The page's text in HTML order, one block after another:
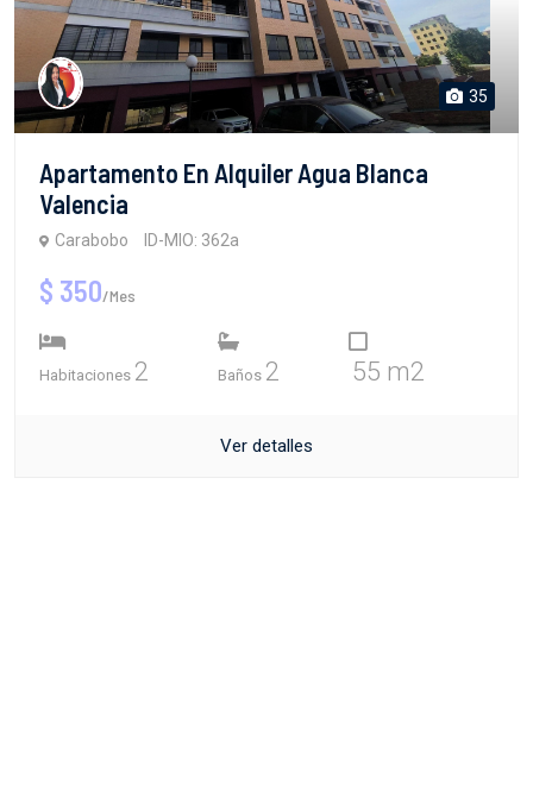
35
Apartamento En Alquiler Agua Blanca
Valencia
Carabobo ID-MIO: 362a
$ 350/Mes
Habitaciones 2 Baños 2 55 m2
Ver detalles